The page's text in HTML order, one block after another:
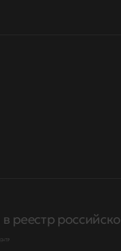
реестр